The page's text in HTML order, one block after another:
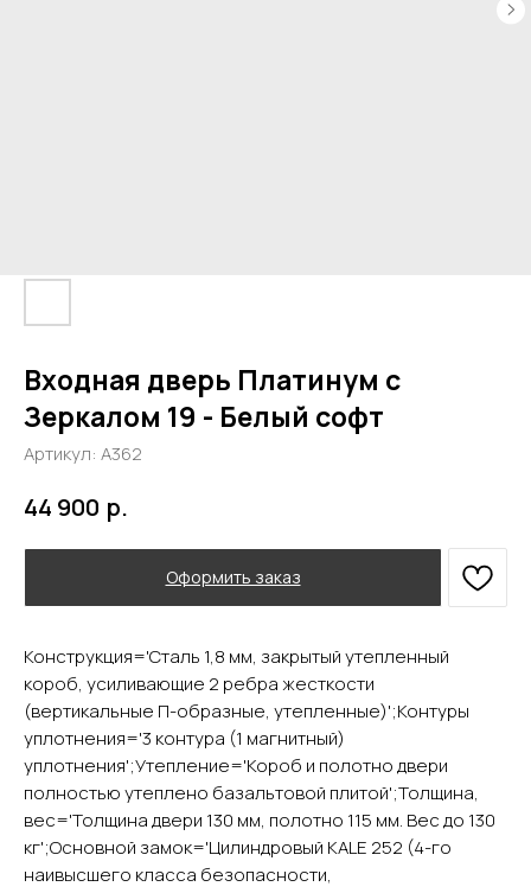
Входная дверь Платинум с
Зеркалом 19 - Белый софт
Артикул: А362
44 900 р.
Оформить заказ
Конструкция='Сталь 1,8 мм, закрытый утепленный
короб, усиливающие 2 ребра жесткости
(вертикальные П-образные, утепленные)';Контуры
уплотнения='3 контура (1 магнитный)
уплотнения';Утепление='Короб и полотно двери
полностью утеплено базальтовой плитой';Толщина,
вес='Толщина двери 130 мм, полотно 115 мм. Вес до 130
кг';Основной замок='Цилиндровый KALE 252 (4-го
наивысшего класса безопасности,
YURTA.DVERI
Главная
Покупателям
ИП Яриш Ю.С.
ОГРНИП 324508100130132
ИНН 501105765500